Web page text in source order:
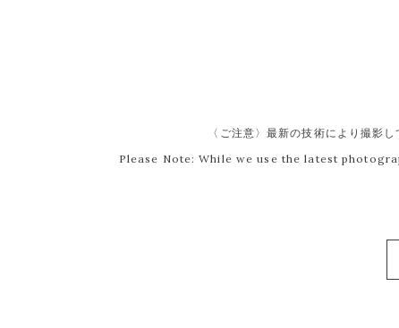
〈ご注意〉最新の技術により撮影
Please Note: While we use the latest